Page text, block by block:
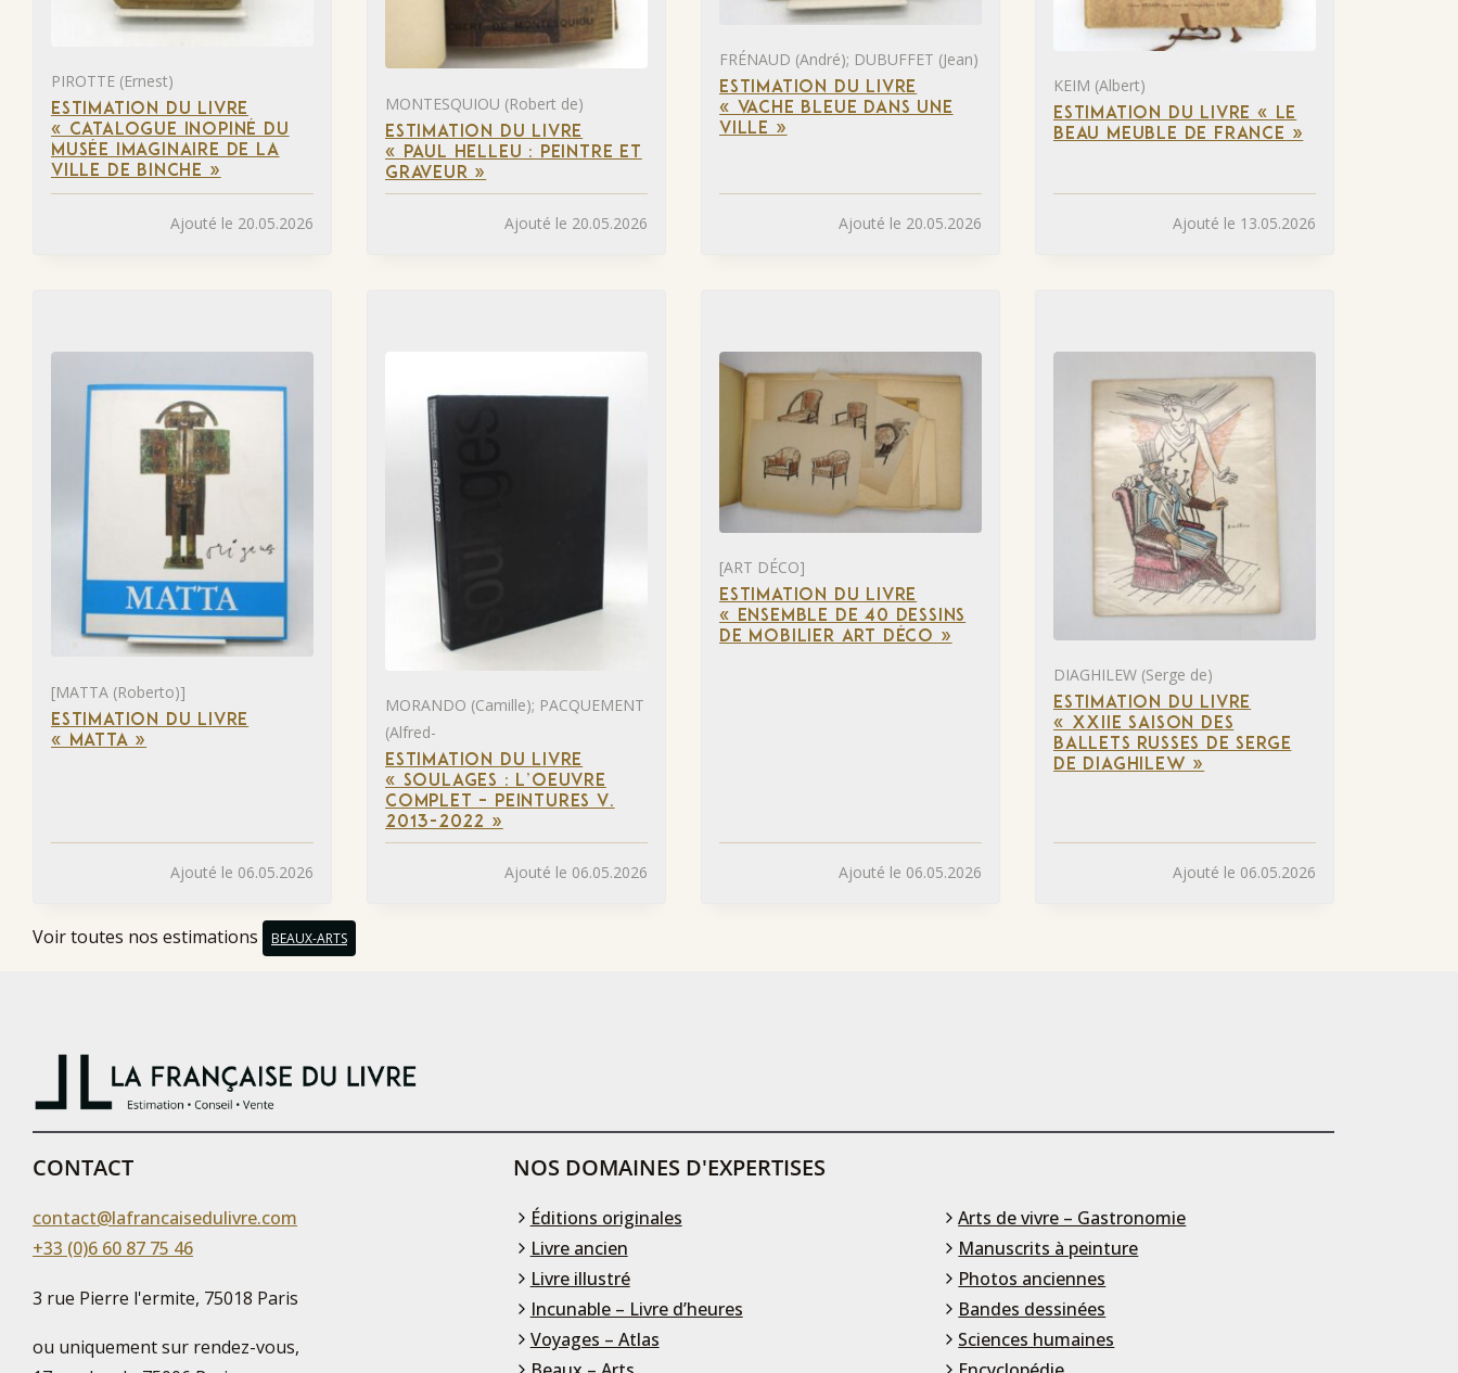
PIROTTE (Ernest)
ESTIMATION DU LIVRE
« CATALOGUE INOPINÉ DU
MUSÉE IMAGINAIRE DE LA
VILLE DE BINCHE »
Ajouté le 20.05.2026
MONTESQUIOU (Robert de)
ESTIMATION DU LIVRE
« PAUL HELLEU : PEINTRE ET
GRAVEUR »
Ajouté le 20.05.2026
FRÉNAUD (André); DUBUFFET (Jean)
ESTIMATION DU LIVRE
« VACHE BLEUE DANS UNE
VILLE »
Ajouté le 20.05.2026
KEIM (Albert)
ESTIMATION DU LIVRE « LE
BEAU MEUBLE DE FRANCE »
Ajouté le 13.05.2026
[MATTA (Roberto)]
ESTIMATION DU LIVRE
« MATTA »
Ajouté le 06.05.2026
MORANDO (Camille); PACQUEMENT
(Alfred-
ESTIMATION DU LIVRE
« SOULAGES : L’OEUVRE
COMPLET – PEINTURES V.
2013-2022 »
Ajouté le 06.05.2026
[ART DÉCO]
ESTIMATION DU LIVRE
« ENSEMBLE DE 40 DESSINS
DE MOBILIER ART DÉCO »
Ajouté le 06.05.2026
DIAGHILEW (Serge de)
ESTIMATION DU LIVRE
« XXIIE SAISON DES
BALLETS RUSSES DE SERGE
DE DIAGHILEW »
Ajouté le 06.05.2026
Voir toutes nos estimations BEAUX-ARTS
CONTACT
contact@lafrancaisedulivre.com
+33 (0)6 60 87 75 46
3 rue Pierre l'ermite, 75018 Paris
ou uniquement sur rendez-vous,
NOS DOMAINES D'EXPERTISES
Éditions originales
Livre ancien
Livre illustré
Incunable – Livre d’heures
Voyages – Atlas
Arts de vivre – Gastronomie
Manuscrits à peinture
Photos anciennes
Bandes dessinées
Sciences humaines